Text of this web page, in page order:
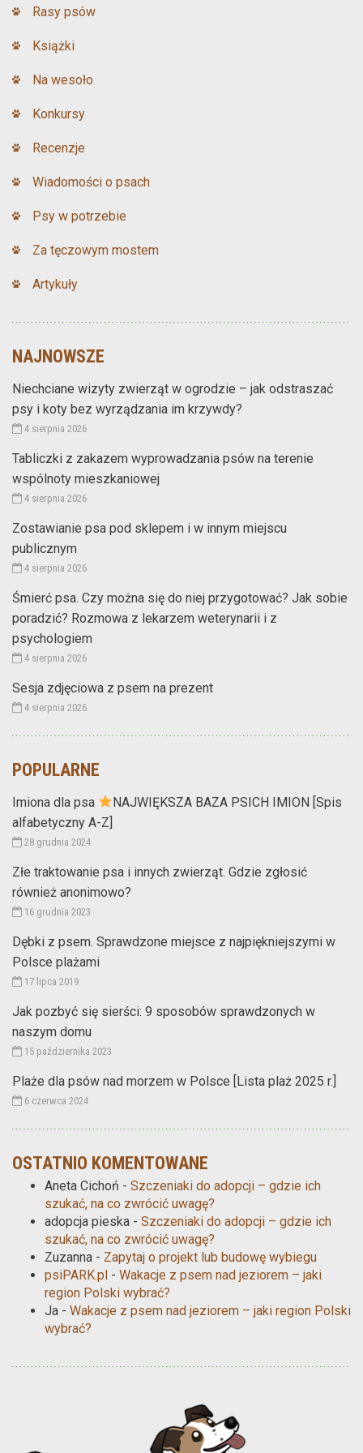
Rasy psów
Książki
Na wesoło
Konkursy
Recenzje
Wiadomości o psach
Psy w potrzebie
Za tęczowym mostem
Artykuły
NAJNOWSZE
Niechciane wizyty zwierząt w ogrodzie – jak odstraszać
psy i koty bez wyrządzania im krzywdy?
4 sierpnia 2026
Tabliczki z zakazem wyprowadzania psów na terenie
wspólnoty mieszkaniowej
4 sierpnia 2026
Zostawianie psa pod sklepem i w innym miejscu
publicznym
4 sierpnia 2026
Śmierć psa. Czy można się do niej przygotować? Jak sobie
poradzić? Rozmowa z lekarzem weterynarii i z
psychologiem
4 sierpnia 2026
Sesja zdjęciowa z psem na prezent
4 sierpnia 2026
POPULARNE
Imiona dla psa
NAJWIĘKSZA BAZA PSICH IMION [Spis
alfabetyczny A-Z]
28 grudnia 2024
Złe traktowanie psa i innych zwierząt. Gdzie zgłosić
również anonimowo?
16 grudnia 2023
Dębki z psem. Sprawdzone miejsce z najpiękniejszymi w
Polsce plażami
17 lipca 2019
Jak pozbyć się sierści: 9 sposobów sprawdzonych w
naszym domu
15 października 2023
Plaże dla psów nad morzem w Polsce [Lista plaż 2025 r.]
6 czerwca 2024
OSTATNIO KOMENTOWANE
Aneta Cichoń - Szczeniaki do adopcji – gdzie ich
szukać, na co zwrócić uwagę?
adopcja pieska - Szczeniaki do adopcji – gdzie ich
szukać, na co zwrócić uwagę?
Zuzanna - Zapytaj o projekt lub budowę wybiegu
psiPARK.pl - Wakacje z psem nad jeziorem – jaki
region Polski wybrać?
Ja - Wakacje z psem nad jeziorem – jaki region Polski
wybrać?